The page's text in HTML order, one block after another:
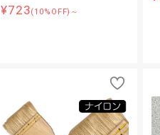
¥723(10%OFF)～